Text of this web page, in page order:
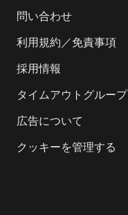
問い合わせ
利用規約／免責事項
採用情報
タイムアウトグループ
広告について
クッキーを管理する